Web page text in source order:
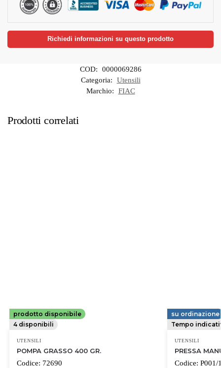
Richiedi informazioni su questo prodotto
COD:
0000069286
Categoria:
Utensili
Marchio:
FIAC
Prodotti correlati
AMA TOOL
prodotto disponibile
4 disponibili
UTENSILI
POMPA GRASSO 400 GR.
Codice: 72690
FERVI
su ordinazione
Tempo
UTENSILI
PRESSA
Codice: P001/